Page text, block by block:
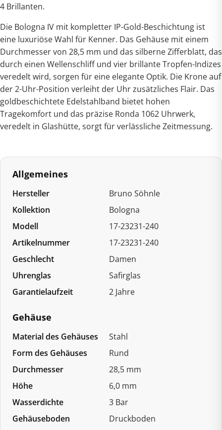
4 Brillanten.
Die Bologna IV mit kompletter IP-Gold-Beschichtung ist
eine luxuriöse Wahl für Kenner. Das Gehäuse mit einem
Durchmesser von 28,5 mm und das silberne Zifferblatt, das
durch einen Wellenschliff und vier brillante Tropfen-Indizes
veredelt wird, sorgen für eine elegante Optik. Die Krone auf
der 2-Uhr-Position verleiht der Uhr zusätzliches Flair. Das
goldbeschichtete Edelstahlband bietet hohen
Tragekomfort und das präzise Ronda 1062 Uhrwerk,
veredelt in Glashütte, sorgt für verlässliche Zeitmessung.
Allgemeines
Hersteller
Bruno Söhnle
Kollektion
Bologna
Modell
17-23231-240
Artikelnummer
17-23231-240
Geschlecht
Damen
Uhrenglas
Safirglas
Garantielaufzeit
2 Jahre
Gehäuse
Material des Gehäuses
Stahl
Form des Gehäuses
Rund
Durchmesser
28,5 mm
Höhe
6,0 mm
Wasserdichte
3 Bar
Gehäuseboden
Druckboden